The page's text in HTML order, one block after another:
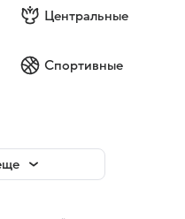
Центральные
Спортивные